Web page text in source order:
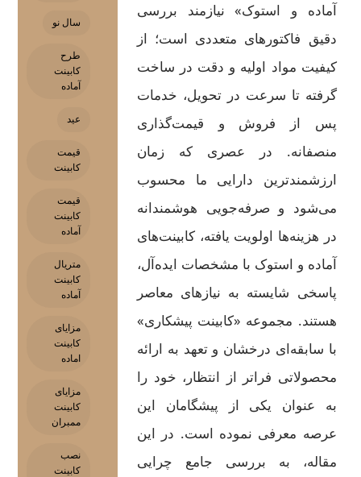
آماده و استوک» نیازمند بررسی
دقیق فاکتورهای متعددی است؛ از
کیفیت مواد اولیه و دقت در ساخت
گرفته تا سرعت در تحویل، خدمات
پس از فروش و قیمت‌گذاری
منصفانه. در عصری که زمان
ارزشمندترین دارایی ما محسوب
می‌شود و صرفه‌جویی هوشمندانه
در هزینه‌ها اولویت یافته، کابینت‌های
آماده و استوک با مشخصات ایده‌آل،
پاسخی شایسته به نیازهای معاصر
هستند. مجموعه «کابینت پیشکاری»
با سابقه‌ای درخشان و تعهد به ارائه
محصولاتی فراتر از انتظار، خود را
به عنوان یکی از پیشگامان این
عرصه معرفی نموده است. در این
مقاله، به بررسی جامع چرایی
سال نو
طرح
کابینت
آماده
عید
قیمت
کابینت
قیمت
کابینت
آماده
متریال
کابینت
آماده
مزایای
کابینت
اماده
مزایای
کابینت
ممبران
نصب
کابینت